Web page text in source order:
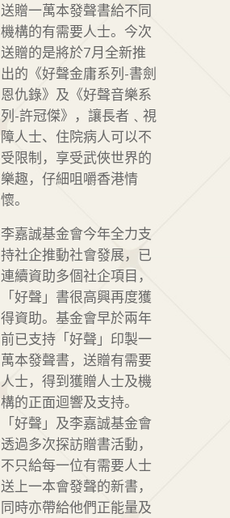
送贈一萬本發聲書給不同
機構的有需要人士。今次
送贈的是將於7月全新推
出的《好聲金庸系列-書劍
恩仇錄》及《好聲音樂系
列-許冠傑》，讓長者﹑視
障人士、住院病人可以不
受限制，享受武俠世界的
樂趣，仔細咀嚼香港情
懷。
李嘉誠基金會今年全力支
持社企推動社會發展，已
連續資助多個社企項目，
「好聲」書很高興再度獲
得資助。基金會早於兩年
前已支持「好聲」印製一
萬本發聲書，送贈有需要
人士，得到獲贈人士及機
構的正面迴響及支持。
「好聲」及李嘉誠基金會
透過多次探訪贈書活動，
不只給每一位有需要人士
送上一本會發聲的新書，
同時亦帶給他們正能量及